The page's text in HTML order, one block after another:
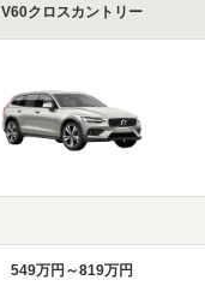
V60クロスカントリー
549万円～819万円